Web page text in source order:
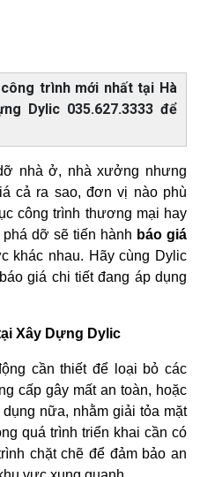
trình mới nhất tại Hà
Dylic 035.627.3333 để
nhà ở, nhà xưởng nhưng
cả ra sao, đơn vị nào phù
công trình thương mại hay
dỡ sẽ tiến hành báo giá
khác nhau. Hãy cùng Dylic
giá chi tiết đang áp dụng
Xây Dựng Dylic
cần thiết để loại bỏ các
cấp gây mất an toàn, hoặc
nữa, nhằm giải tỏa mặt
quá trình triển khai cần có
chặt chẽ để đảm bảo an